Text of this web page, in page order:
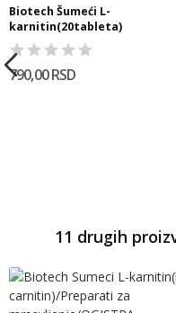
Biotech Šumeći L-
karnitin(20tableta)
790,00 RSD
11 drugih